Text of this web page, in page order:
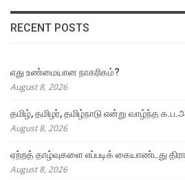
RECENT POSTS
எது உண்மையான நாகரிகம்?
August 8, 2026
தமிழ், தமிழர், தமிழ்நாடு என்று வாழ்ந்த
August 8, 2026
ஏற்றத் தாழ்வுகளை எப்படிக் கையாண்டது
August 8, 2026